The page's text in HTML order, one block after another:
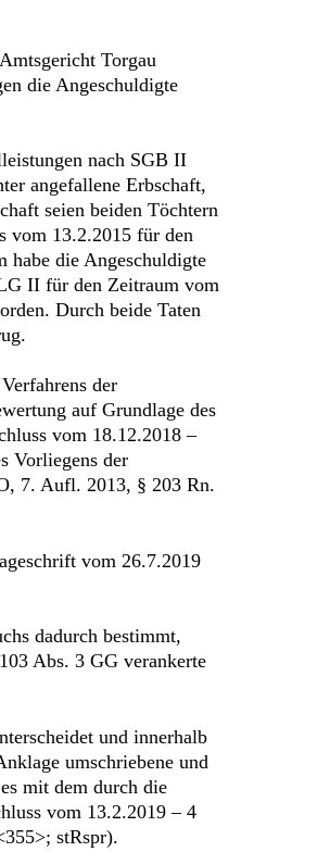
Torgau
die Angeschuldigte
nach SGB II
angefallene Erbschaft,
seien beiden Töchtern
vom 13.2.2015 für den
habe die Angeschuldigte
II für den Zeitraum vom
Durch beide Taten
der
auf Grundlage des
vom 18.12.2018 –
Vorliegens der
7. Aufl. 2013, § 203 Rn.
vom 26.7.2019
dadurch bestimmt,
Abs. 3 GG verankerte
und innerhalb
umschriebene und
mit dem durch die
vom 13.2.2019 – 4
stRspr).